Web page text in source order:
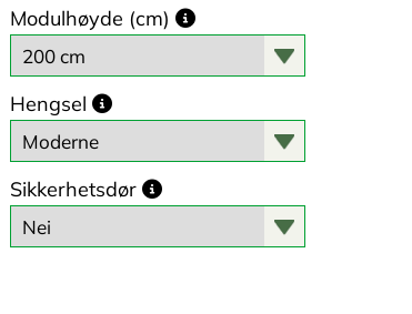
Modulhøyde (cm)
Hengsel
Sikkerhetsdør